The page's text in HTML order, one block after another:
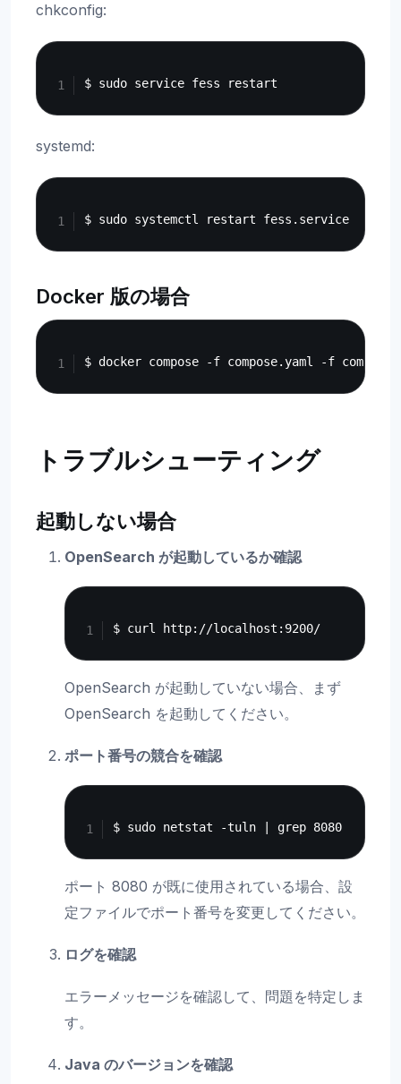
chkconfig:
systemd:
Docker 版の場合
トラブルシューティング
起動しない場合
OpenSearch が起動しているか確認
OpenSearch が起動していない場合、まず
OpenSearch を起動してください。
ポート番号の競合を確認
ポート 8080 が既に使用されている場合、設
定ファイルでポート番号を変更してください。
ログを確認
エラーメッセージを確認して、問題を特定しま
す。
Java のバージョンを確認